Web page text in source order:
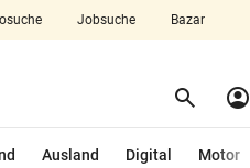
Jobsuche Bazar
search Suchen
account_circle
Ausland Digital Motor